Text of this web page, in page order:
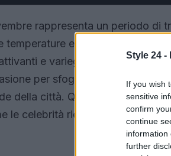
Style 24 -
If you wish
sensitive
confirm
continue
information
further
rappresenta un periodo di
temperature e da un’evoluzione
e variegati. Le star,
per sfoggiare stili unici, sia
della città. Questo articolo
le celebrità riescono a rimanere